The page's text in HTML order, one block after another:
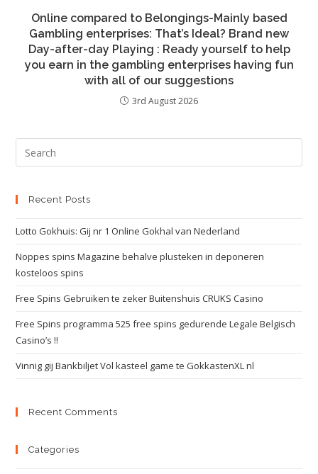
Online compared to Belongings-Mainly based
Gambling enterprises: That’s Ideal? Brand new
Day-after-day Playing : Ready yourself to help
you earn in the gambling enterprises having fun
with all of our suggestions
3rd August 2026
Recent Posts
Lotto Gokhuis: Gij nr 1 Online Gokhal van Nederland
Noppes spins Magazine behalve plusteken in deponeren
kosteloos spins
Free Spins Gebruiken te zeker Buitenshuis CRUKS Casino
Free Spins programma 525 free spins gedurende Legale Belgisch
Casino’s !!
Vinnig gij Bankbiljet Vol kasteel game te GokkastenXL nl
Recent Comments
Categories